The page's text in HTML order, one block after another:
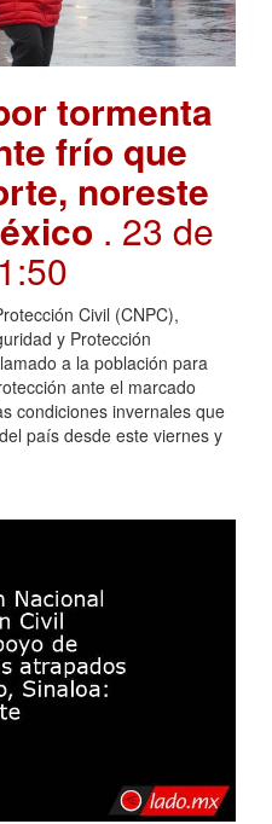
tormenta
frío que
noreste
. 23 de
Civil (CNPC),
y Protección
a la población para
ante el marcado
condiciones invernales que
país desde este viernes y